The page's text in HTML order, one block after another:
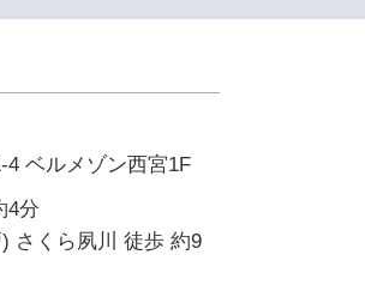
ベルメゾン西宮1F
4分
さくら夙川 徒歩 約9